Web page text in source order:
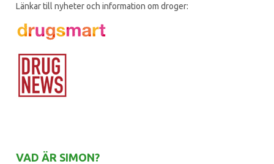
Länkar till nyheter och information om droger:
VAD ÄR SIMON?